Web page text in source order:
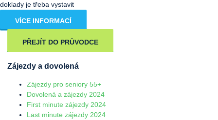
doklady je třeba vystavit
VÍCE INFORMACÍ
PŘEJÍT DO PRŮVODCE
Zájezdy a dovolená
Zájezdy pro seniory 55+
Dovolená a zájezdy 2024
First minute zájezdy 2024
Last minute zájezdy 2024